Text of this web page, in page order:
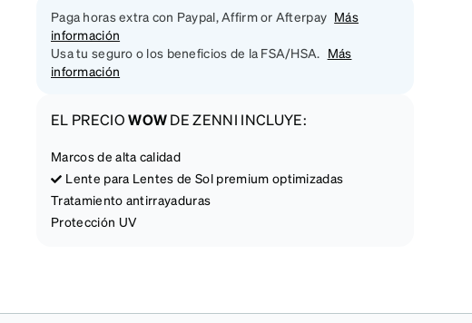
Paga horas extra con Paypal, Affirm or Afterpay Más
información
Usa tu seguro o los beneficios de la FSA/HSA. Más
información
EL PRECIOWOWDE ZENNI INCLUYE:
Marcos de alta calidad
Lente para Lentes de Sol premium optimizadas
Tratamiento antirrayaduras
Protección UV